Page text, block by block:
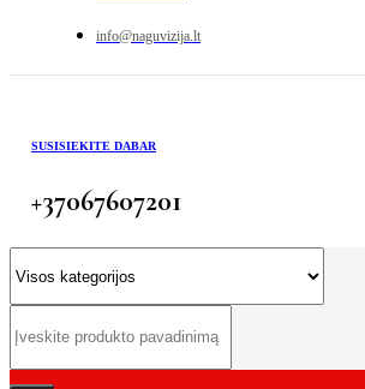
info@naguvizija.lt
SUSISIEKITE DABAR
+37067607201